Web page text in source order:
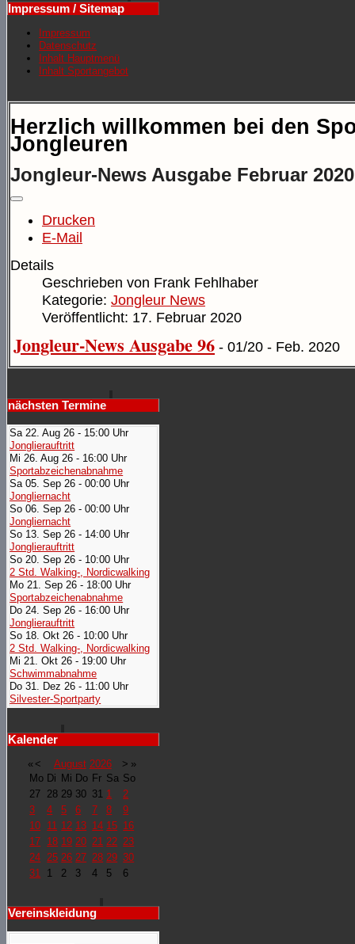
Impressum / Sitemap
Impressum
Datenschutz
Inhalt Hauptmenü
Inhalt Sportangebot
Herzlich willkommen bei den
Jongleuren
Jongleur-News Ausgabe Februar 2020
Drucken
E-Mail
Details
Geschrieben von Frank Fehlhaber
Kategorie: Jongleur News
Veröffentlicht: 17. Februar 2020
Jongleur-News Ausgabe 96 - 01/20 - Feb. 2020
nächsten Termine
Sa 22. Aug 26 - 15:00 Uhr
Jonglierauftritt
Mi 26. Aug 26 - 16:00 Uhr
Sportabzeichenabnahme
Sa 05. Sep 26 - 00:00 Uhr
Jongliernacht
So 06. Sep 26 - 00:00 Uhr
Jongliernacht
So 13. Sep 26 - 14:00 Uhr
Jonglierauftritt
So 20. Sep 26 - 10:00 Uhr
2 Std. Walking-, Nordicwalking
Mo 21. Sep 26 - 18:00 Uhr
Sportabzeichenabnahme
Do 24. Sep 26 - 16:00 Uhr
Jonglierauftritt
So 18. Okt 26 - 10:00 Uhr
2 Std. Walking-, Nordicwalking
Mi 21. Okt 26 - 19:00 Uhr
Schwimmabnahme
Do 31. Dez 26 - 11:00 Uhr
Silvester-Sportparty
Kalender
« < August 2026 > »
Mo Di Mi Do Fr Sa So
27 28 29 30 31 1
2
3
4 5 6 7 8
9
10 11 12 13 14 15 16
17 18 19 20 21 22 23
24 25 26 27 28 29 30
31 1 2 3 4 5 6
Vereinskleidung